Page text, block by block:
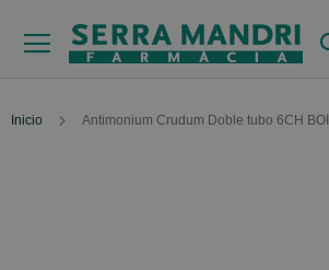
Inicio Antimonium Crudum Doble tubo 6CH